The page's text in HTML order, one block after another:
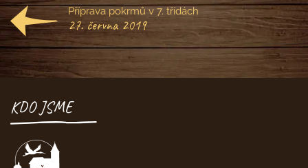
Příprava pokrmů v 7. třídách
27. června 2019
KDO JSME